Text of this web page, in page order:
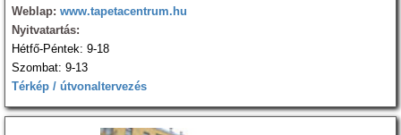
Weblap: www.tapetacentrum.hu
Nyitvatartás:
Hétfő-Péntek: 9-18
Szombat: 9-13
Térkép / útvonaltervezés